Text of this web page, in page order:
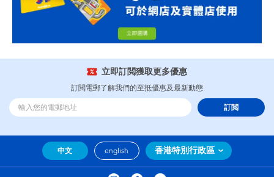
立即訂閲獲取更多優惠
訂閲電郵了解我們的至抵優惠及最新動態
訂閲
中文 english 香港特別行政區